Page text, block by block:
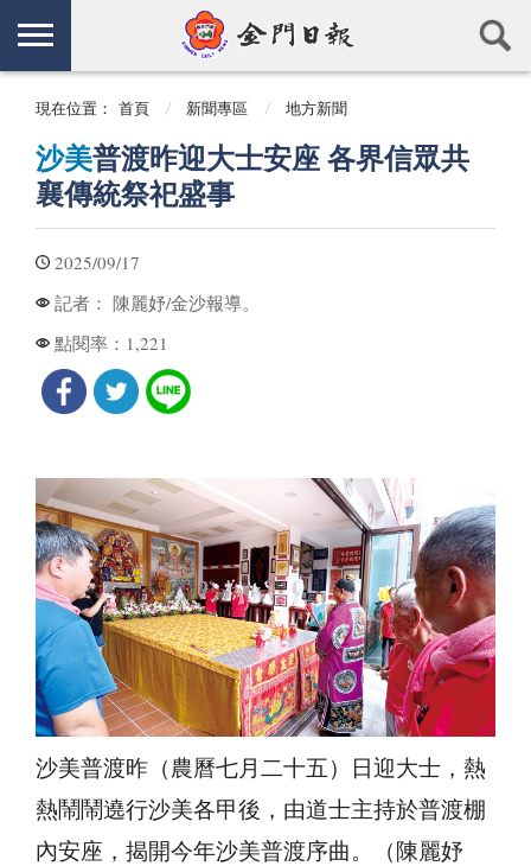
現在位置： 首頁 新聞專區 地方新聞
沙美普渡昨迎大士安座 各界信眾共
襄傳統祭祀盛事
2025/09/17
記者： 陳麗妤/金沙報導。
點閱率： 1,221
沙美普渡昨（農曆七月二十五）日迎大士，熱
熱鬧鬧遶行沙美各甲後，由道士主持於普渡棚
內安座，揭開今年沙美普渡序曲。（陳麗妤